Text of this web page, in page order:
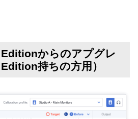
からのアプグレ
持ちの方用）